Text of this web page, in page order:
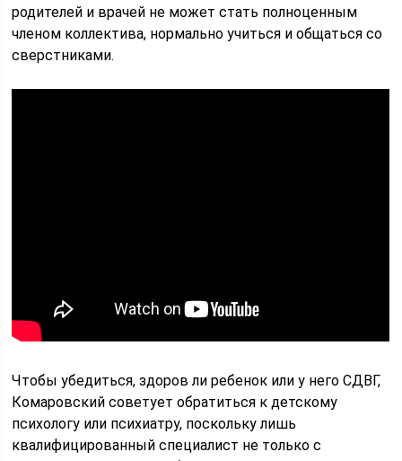
родителей и врачей не может стать полноценным
членом коллектива, нормально учиться и общаться со
сверстниками.
Чтобы убедиться, здоров ли ребенок или у него СДВГ,
Комаровский советует обратиться к детскому
психологу или психиатру, поскольку лишь
квалифицированный специалист не только с